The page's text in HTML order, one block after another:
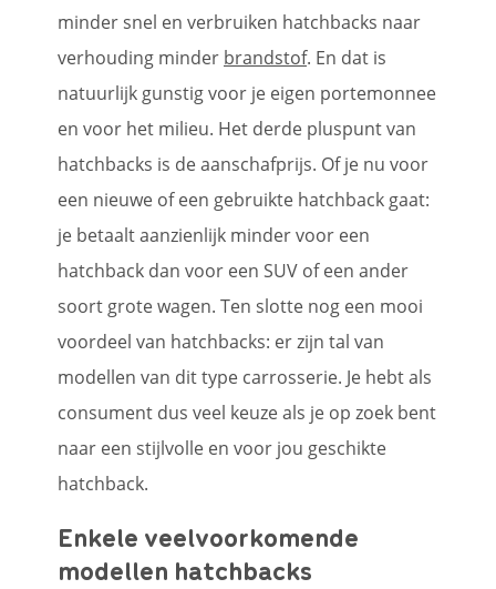
minder snel en verbruiken hatchbacks naar
verhouding minder brandstof. En dat is
natuurlijk gunstig voor je eigen portemonnee
en voor het milieu. Het derde pluspunt van
hatchbacks is de aanschafprijs. Of je nu voor
een nieuwe of een gebruikte hatchback gaat:
je betaalt aanzienlijk minder voor een
hatchback dan voor een SUV of een ander
soort grote wagen. Ten slotte nog een mooi
voordeel van hatchbacks: er zijn tal van
modellen van dit type carrosserie. Je hebt als
consument dus veel keuze als je op zoek bent
naar een stijlvolle en voor jou geschikte
hatchback.
Enkele veelvoorkomende
modellen hatchbacks